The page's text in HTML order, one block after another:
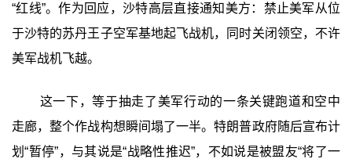
“红线”。作为回应，沙特高层直接通知美方：禁止美军从位
于沙特的苏丹王子空军基地起飞战机，同时关闭领空，不许
美军战机飞越。
这一下，等于抽走了美军行动的一条关键跑道和空中
走廊，整个作战构想瞬间塌了一半。特朗普政府随后宣布计
划“暂停”，与其说是“战略性推迟”，不如说是被盟友“将了一